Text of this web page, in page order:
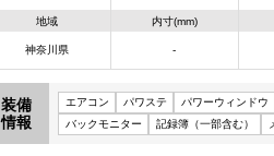
地域
神奈川県
内寸(mm)
-
装備
情報
エアコン パワステ パワーウィンドウ
バックモニター
記録簿（一部含む）